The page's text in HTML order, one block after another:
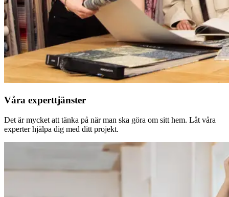
Våra experttjänster
Det är mycket att tänka på när man ska göra om sitt hem. Låt våra
experter hjälpa dig med ditt projekt.